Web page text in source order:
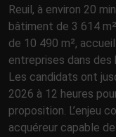
Reuil, à environ 20
bâtiment de 3 614
de 10 490 m²,
entreprises dans
Les candidats ont
2026 à 12 heures
proposition. L’enjeu
acquéreur capable